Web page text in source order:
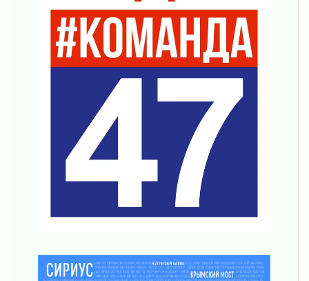
В Ивангороде назвали новых почетных
граждан Ленинградской области
02 августа 2026
Готовность №1
Километровые столбы «Дороги жизни»
отправили на реставрацию
02 августа 2026
Ленобласть внедрила передовую подготовку
операторов БПЛА
В Ивангороде появилась «Избушка-
02 августа 2026
Лето катится с горки